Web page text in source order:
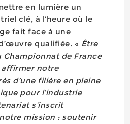
en lumière un
clé, à l’heure où le
fait face à une
qualifiée. « Être
de France
affirmer notre
d’une filière en pleine
pour l’industrie
s’inscrit
mission : soutenir